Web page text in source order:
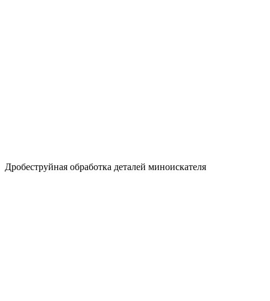
Дробеструйная обработка деталей миноискателя